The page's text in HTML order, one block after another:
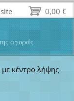
αγοράς
κέντρο λήψης
0,00 €